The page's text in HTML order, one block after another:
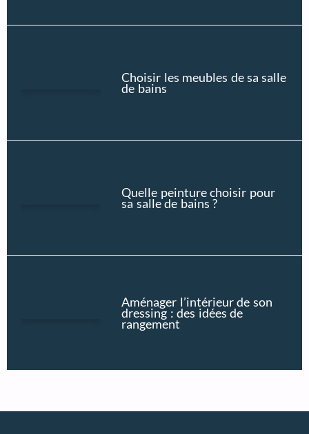
Choisir les meubles de sa salle
de bains
Quelle peinture choisir pour
sa salle de bains ?
Aménager l’intérieur de son
dressing : des idées de
rangement